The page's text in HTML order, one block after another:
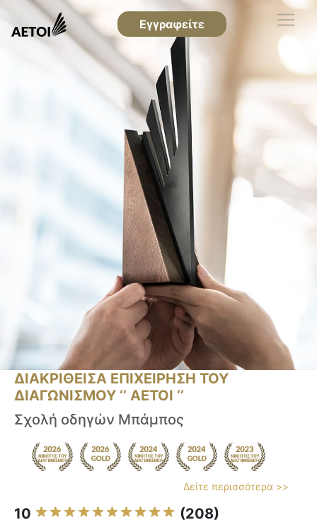
Εγγραφείτε
ΔΙΑΚΡΙΘΕΙΣΑ ΕΠΙΧΕΙΡΗΣΗ ΤΟΥ
ΔΙΑΓΩΝΙΣΜΟΥ ‘’ ΑΕΤΟΙ ‘’
Σχολή οδηγών Μπάμπος
Δείτε περισσότερα >>
10 (208)